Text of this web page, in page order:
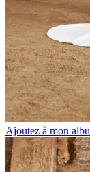
Ajoutez à mon